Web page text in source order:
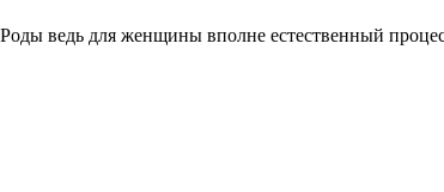
ведь для женщины вполне естественный